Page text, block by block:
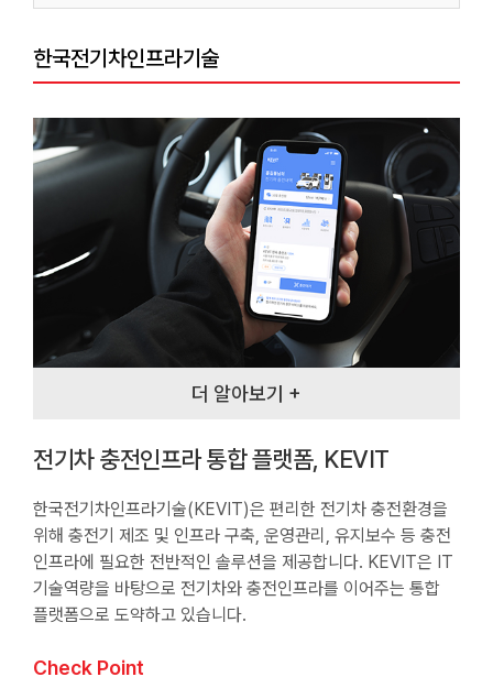
한국전기차인프라기술
더 알아보기 +
전기차 충전인프라 통합 플랫폼, KEVIT
한국전기차인프라기술(KEVIT)은 편리한 전기차 충전환경을
위해 충전기 제조 및 인프라 구축, 운영관리, 유지보수 등 충전
인프라에 필요한 전반적인 솔루션을 제공합니다. KEVIT은 IT
기술역량을 바탕으로 전기차와 충전인프라를 이어주는 통합
플랫폼으로 도약하고 있습니다.
Check Point